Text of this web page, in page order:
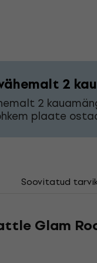
2
2
plaate
Soovitatud
Glam